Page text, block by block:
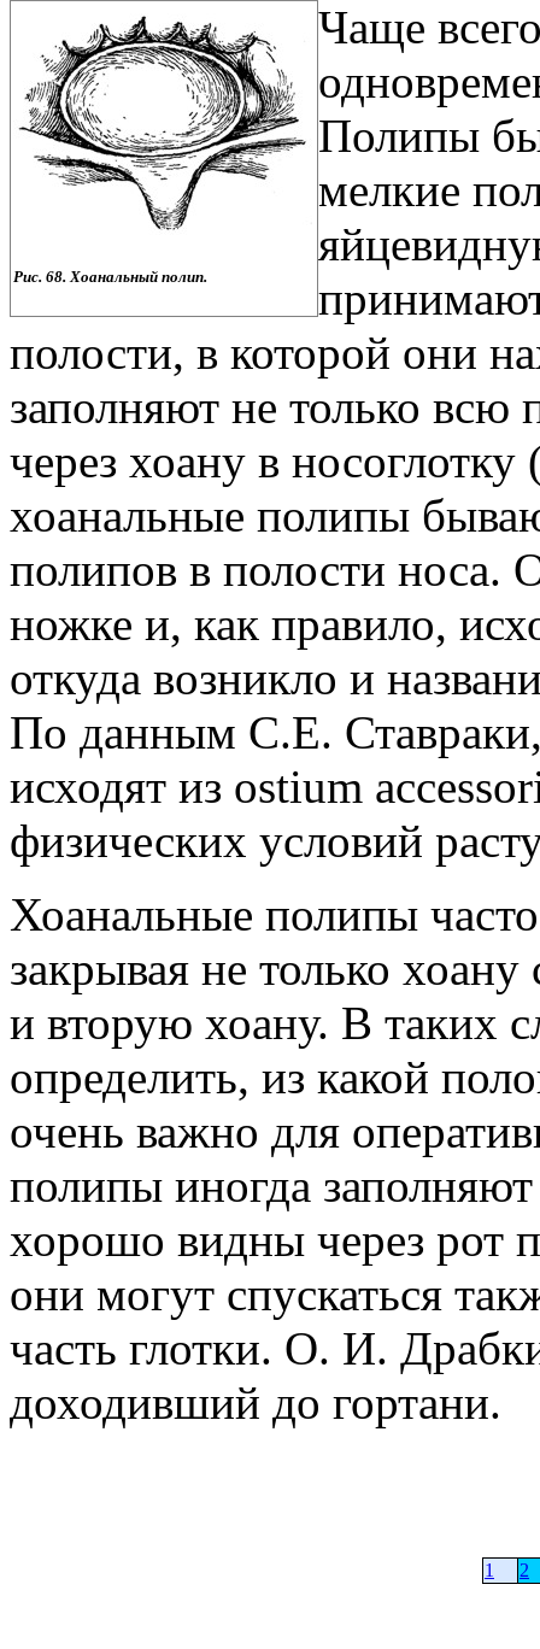
Рис. 68. Хоанальный полип.
Чаще
Полипы
мелкие
полости, в которой они
заполняют не только всю
через хоану в
хоанальные полипы
полипов в полости носа.
ножке и, как правило,
откуда возникло и
По данным С.Е.
исходят из ostium
физических условий
Хоанальные полипы
закрывая не только
и вторую хоану. В таких
определить, из какой
очень важно для
полипы иногда
хорошо видны через рот
они могут спускаться
часть глотки. О. И.
доходивший до гортани.
1 2